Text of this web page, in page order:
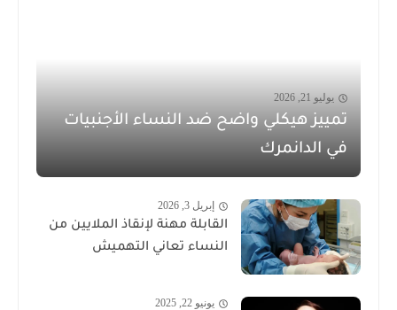
يوليو 21, 2026
تمييز هيكلي واضح ضد النساء الأجنبيات
في الدانمرك
إبريل 3, 2026
القابلة مهنة لإنقاذ الملايين من
النساء تعاني التهميش
يونيو 22, 2025